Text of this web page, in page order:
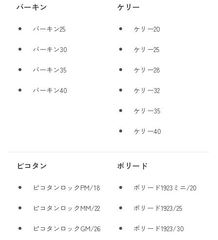
バーキン
バーキン25
バーキン30
バーキン35
バーキン40
ケリー
ケリー20
ケリー25
ケリー28
ケリー32
ケリー35
ケリー40
ピコタン
ピコタンロックPM/18
ピコタンロックMM/22
ピコタンロックGM/26
ボリード
ボリード1923ミニ/20
ボリード1923/25
ボリード1923/30